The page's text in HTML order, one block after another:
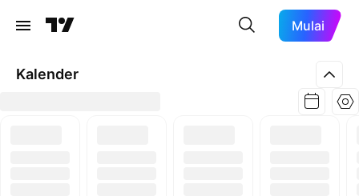
Mulai
Kalender